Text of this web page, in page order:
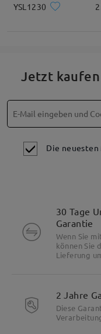
YSL1230
Jetzt kaufen
Die
30 Tage
Garantie
Wenn Sie
können Sie
Lieferung
2 Jahre
Diese